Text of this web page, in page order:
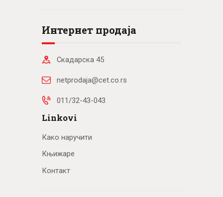
Интернет продаја
Скадарска 45
netprodaja@cet.co.rs
011/32-43-043
Linkovi
Како наручити
Књижаре
Контакт